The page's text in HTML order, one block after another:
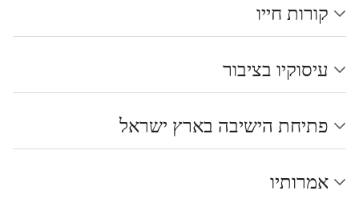
קורות חייו
עיסוקיו בציבור
פתיחת הישיבה בארץ ישראל
אמרותיו